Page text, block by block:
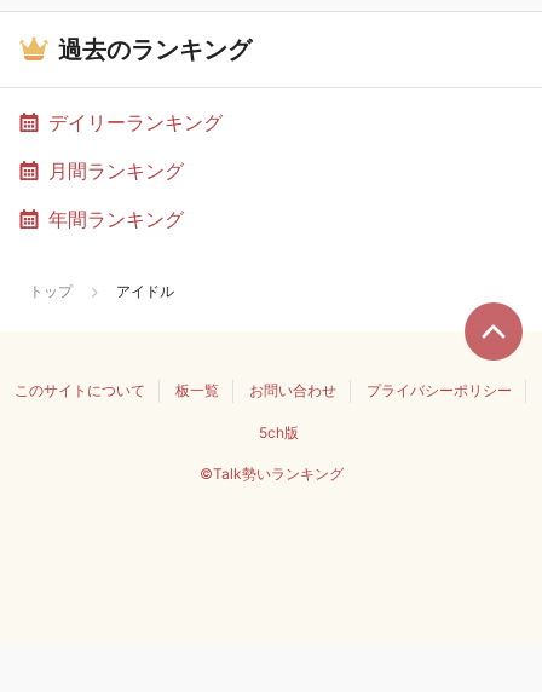
過去のランキング
デイリーランキング
月間ランキング
年間ランキング
トップ アイドル
このサイトについて 板一覧 お問い合わせ プライバシーポリシー
5ch版
©Talk勢いランキング